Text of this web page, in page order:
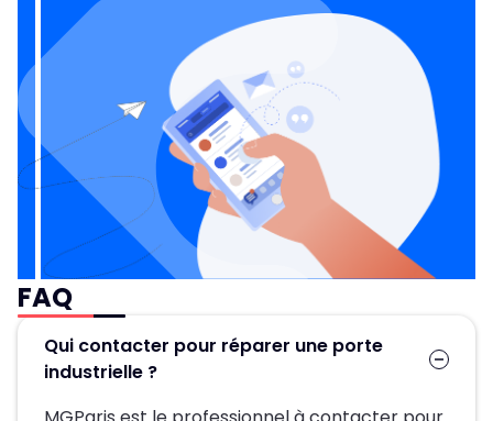
FAQ
Qui contacter pour réparer une porte
industrielle ?